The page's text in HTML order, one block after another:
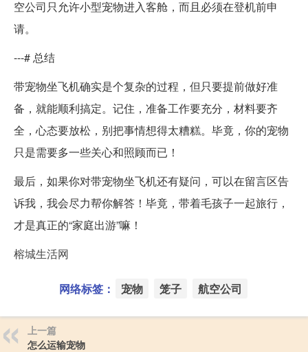
空公司只允许小型宠物进入客舱，而且必须在登机前申
请。
---# 总结
带宠物坐飞机确实是个复杂的过程，但只要提前做好准
备，就能顺利搞定。记住，准备工作要充分，材料要齐
全，心态要放松，别把事情想得太糟糕。毕竟，你的宠物
只是需要多一些关心和照顾而已！
最后，如果你对带宠物坐飞机还有疑问，可以在留言区告
诉我，我会尽力帮你解答！毕竟，带着毛孩子一起旅行，
才是真正的“家庭出游”嘛！
榕城生活网
网络标签： 宠物 笼子 航空公司
上一篇
怎么运输宠物